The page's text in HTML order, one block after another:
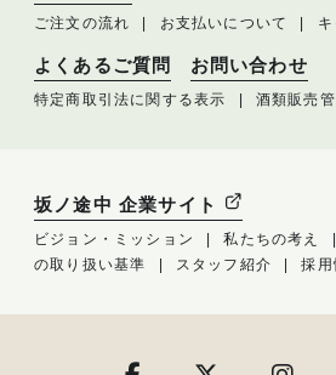
ご注文の流れ お支払いについて
よくあるご質問 お問い合わせ
特定商取引法に関する表示 酒類販売
坂ノ途中 企業サイト
ビジョン・ミッション 私たちの考え
の取り扱い基準
スタッフ紹介 採用